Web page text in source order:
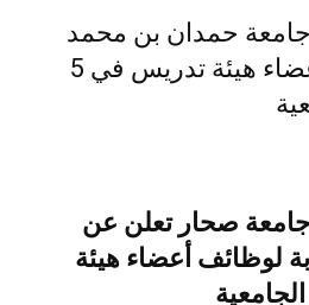
جامعة حمدان بن محمد
تعلن عن حاجتها لأعضاء هيئة تدريس في 5
جامعة صحار تعلن عن
لوظائف أعضاء هيئة